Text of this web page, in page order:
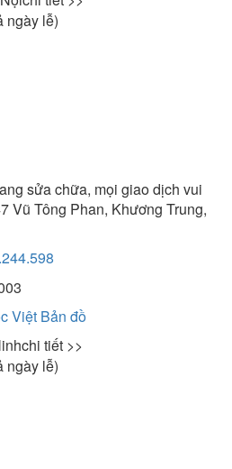
ngày lễ)
sửa chữa, mọi giao dịch vui
Vũ Tông Phan, Khương Trung,
Việt Bản đồ
chi tiết >>
ngày lễ)